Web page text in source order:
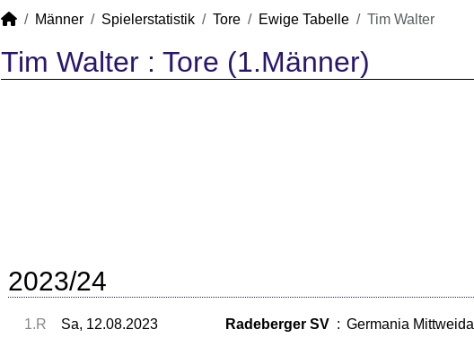
Männer Spielerstatistik Tore Ewige Tabelle Tim Walter
Tim Walter : Tore (1.Männer)
2023/24
1.R Sa, 12.08.2023 Radeberger SV : Germania Mittweida